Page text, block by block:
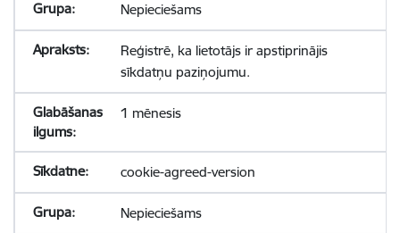
Nepieciešams
Reģistrē, ka lietotājs ir apstiprinājis
sīkdatņu paziņojumu.
1 mēnesis
cookie-agreed-version
Nepieciešams